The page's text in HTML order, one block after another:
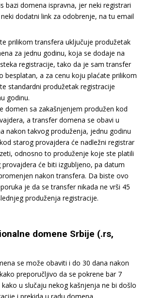
bazi domena ispravna, jer neki registrari
dodatni link za odobrenje, na tu email
prilikom transfera uključuje produžetak
za jednu godinu, koja se dodaje na
registracije, tako da je sam transfer
besplatan, a za cenu koju plaćate prilikom
standardni produžetak registracije
godinu.
domen sa zakašnjenjem produžen kod
a transfer domena se obavi u
nakon takvog produženja, jednu godinu
starog provajdera će nadležni registrar
odnosno to produženje koje ste platili
će biti izgubljeno, pa datum
nakon transfera. Da biste ovo
je da se transfer nikada ne vrši 45
produženja registracije.
domene Srbije (.rs,
se može obaviti i do 30 dana nakon
preporučljivo da se pokrene bar 7
u slučaju nekog kašnjenja ne bi došlo